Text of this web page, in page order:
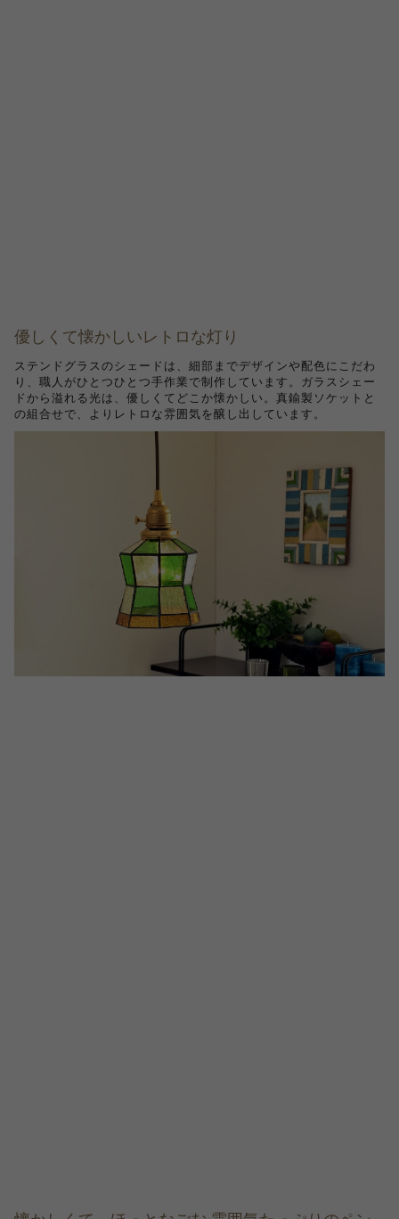
優しくて懐かしいレトロな灯り
ステンドグラスのシェードは、細部までデザインや配色にこだわ
り、職人がひとつひとつ手作業で制作しています。ガラスシェー
ドから溢れる光は、優しくてどこか懐かしい。真鍮製ソケットと
の組合せで、よりレトロな雰囲気を醸し出しています。